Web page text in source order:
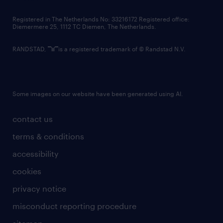
contact us
terms & conditions
accessibility
cookies
privacy notice
misconduct reporting procedure
Registered in The Netherlands No: 33216172 Registered office:
Diemermere 25, 1112 TC Diemen, The Netherlands.
RANDSTAD, is a registered trademark of © Randstad N.V.
Some images on our website have been generated using AI.